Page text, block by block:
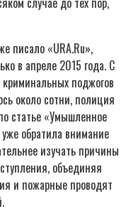
писало «URA.Ru»,
в апреле 2015 года. С
поджогов
около сотни, полиция
статье «Умышленное
обратила внимание
изучать причины
объединяя
и пожарные проводят